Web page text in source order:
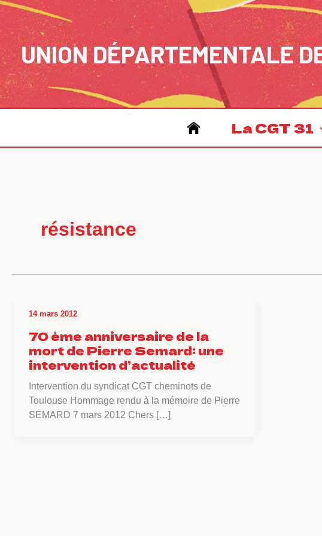
Aller
au
contenu
UNION DÉPARTEMENTALE
La CGT 31
résistance
14 mars 2012
70 ème anniversaire de la
mort de Pierre Semard: une
intervention d’actualité
Intervention du syndicat CGT cheminots de
Toulouse Hommage rendu à la mémoire de Pierre
SEMARD 7 mars 2012 Chers […]